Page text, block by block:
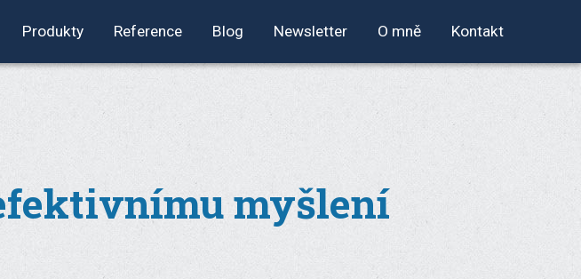
Produkty Reference Blog Newsletter O mně Kontakt
myšlení